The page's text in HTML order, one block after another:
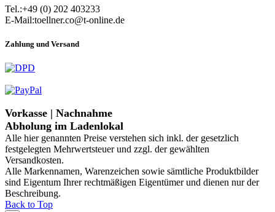
Tel.:+49 (0) 202 403233
E-Mail:toellner.co@t-online.de
Zahlung und Versand
Vorkasse | Nachnahme
Abholung im Ladenlokal
Alle hier genannten Preise verstehen sich inkl. der gesetzlich
festgelegten Mehrwertsteuer und zzgl. der gewählten
Versandkosten.
Alle Markennamen, Warenzeichen sowie sämtliche Produktbilder
sind Eigentum Ihrer rechtmäßigen Eigentümer und dienen nur der
Beschreibung.
Back to Top